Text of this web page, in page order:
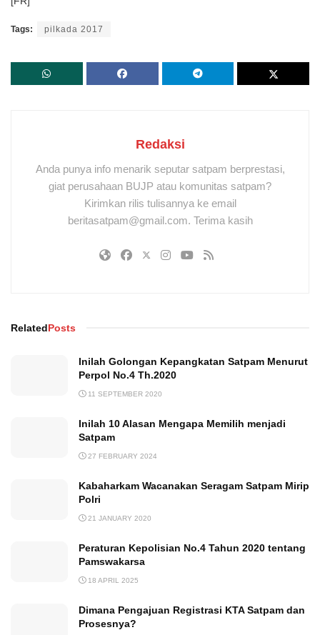
Tags: pilkada 2017
Redaksi
Anda punya info menarik seputar satpam berprestasi,
giat perusahaan BUJP atau komunitas satpam?
Kirimkan rilis tulisannya ke email
beritasatpam@gmail.com. Terima kasih
RelatedPosts
Inilah Golongan Kepangkatan Satpam Menurut
Perpol No.4 Th.2020
11 SEPTEMBER 2020
Inilah 10 Alasan Mengapa Memilih menjadi
Satpam
27 FEBRUARY 2024
Kabaharkam Wacanakan Seragam Satpam Mirip
Polri
21 JANUARY 2020
Peraturan Kepolisian No.4 Tahun 2020 tentang
Pamswakarsa
18 APRIL 2025
Dimana Pengajuan Registrasi KTA Satpam dan
Prosesnya?